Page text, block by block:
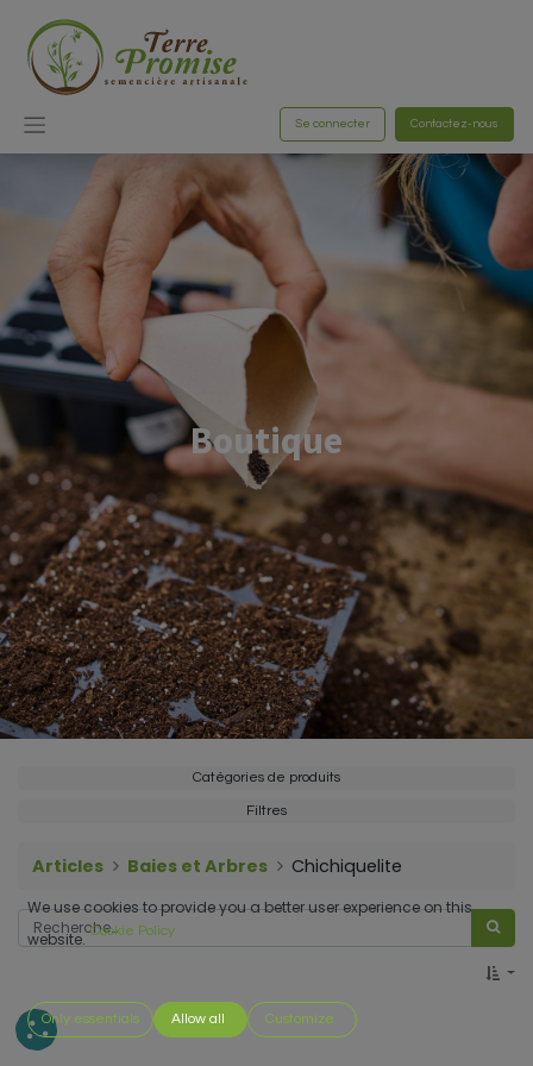
Se connecter Contactez-nous
Boutique
Catégories de produits
Filtres
Articles Baies et Arbres Chichiquelite
We use cookies to provide you a better user experience on this
website. Cookie Policy
Only essentials Allow all Customize